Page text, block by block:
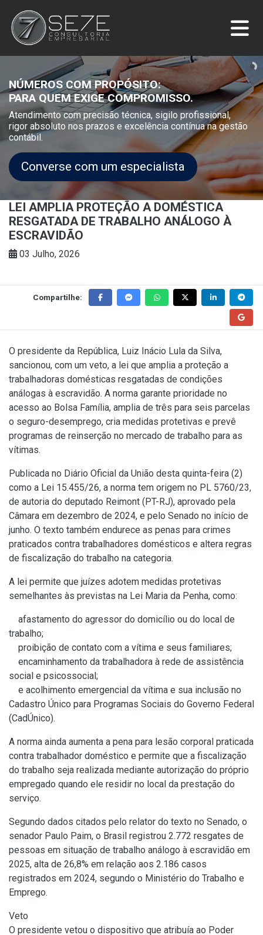
NÚMEROS COM PROPÓSITO:
PARA QUEM EXIGE COMPROMISSO.
Atendimento com precisão técnica, sigilo profissional,
rigor absoluto nos prazos e excelência contínua na gestão
contábil.
Converse com um especialista
LEI AMPLIA PROTEÇÃO A DOMÉSTICA
RESGATADA DE TRABALHO ANÁLOGO À
ESCRAVIDÃO
03 Julho, 2026
Compartilhe:
O presidente da República, Luiz Inácio Lula da Silva,
sancionou, com um veto, a lei que amplia a proteção a
trabalhadoras domésticas resgatadas de condições
análogas à escravidão. A norma garante prioridade no
acesso ao Bolsa Família, amplia de três para seis parcelas
o seguro-desemprego, cria medidas protetivas e prevê
programas de reinserção no mercado de trabalho para as
vítimas.
Publicada no Diário Oficial da União desta quinta-feira (2)
como a Lei 15.455/26, a norma tem origem no PL 5760/23,
de autoria do deputado Reimont (PT-RJ), aprovado pela
Câmara em dezembro de 2024, e pelo Senado no início de
junho. O texto também endurece as penas para crimes
praticados contra trabalhadores domésticos e altera regras
de fiscalização do trabalho na categoria.
A lei permite que juízes adotem medidas protetivas
semelhantes às previstas na Lei Maria da Penha, como:
afastamento do agressor do domicílio ou do local de
trabalho;
proibição de contato com a vítima e seus familiares;
encaminhamento da trabalhadora à rede de assistência
social e psicossocial;
e acolhimento emergencial da vítima e sua inclusão no
Cadastro Único para Programas Sociais do Governo Federal
(CadÚnico).
A norma ainda aumenta a pena para lesão corporal praticada
contra trabalhador doméstico e permite que a fiscalização
do trabalho seja realizada mediante autorização do próprio
empregado quando ele residir no local da prestação do
serviço.
Segundo dados citados pelo relator do texto no Senado, o
senador Paulo Paim, o Brasil registrou 2.772 resgates de
pessoas em situação de trabalho análogo à escravidão em
2025, alta de 26,8% em relação aos 2.186 casos
registrados em 2024, segundo o Ministério do Trabalho e
Emprego.
Veto
O presidente vetou o dispositivo que atribuía ao Poder